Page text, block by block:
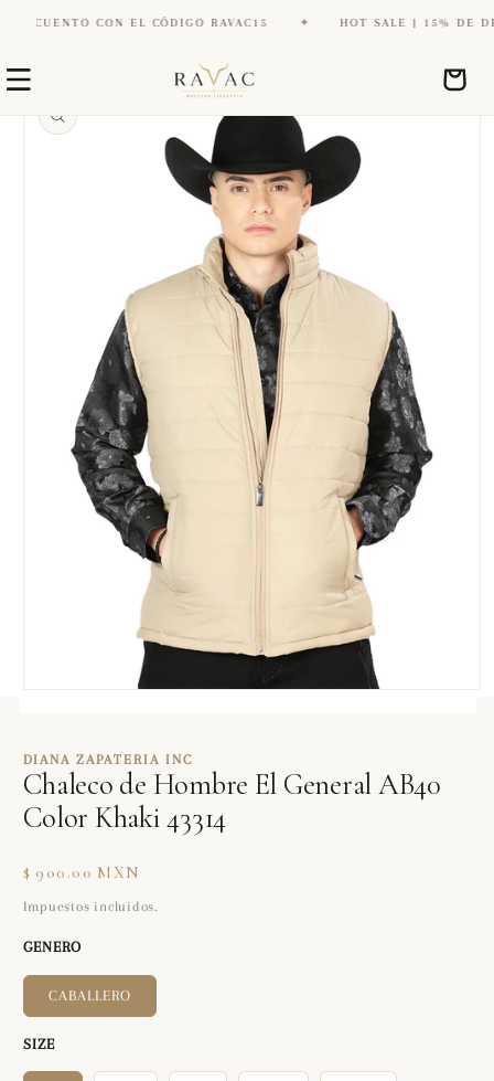
directamente
al contenido
CON EL CÓDIGO RAVAC15 HOT SALE | 15% DE
Carrito
directamente
información
en
una
ventana
modal
DIANA ZAPATERIA INC
Chaleco de Hombre El General AB40
Color Khaki 43314
Precio
habitual
$ 900.00 MXN
Impuestos incluidos.
GENERO
CABALLERO
SIZE